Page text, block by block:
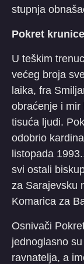
stupnja
Pokret krunice
U teškim
većeg broja
laika, fra
obraćenje i mir
tisuća ljudi.
odobrio
listopada
svi ostali
za Sarajevsku
Komarica za
Osnivači
jednoglasno
ravnatelja, a